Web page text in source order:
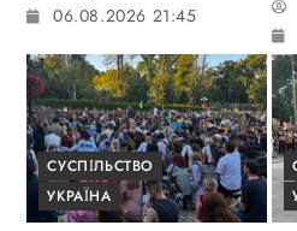
06.08.2026 21:45
СУСПІЛЬСТВО
УКРАЇНА